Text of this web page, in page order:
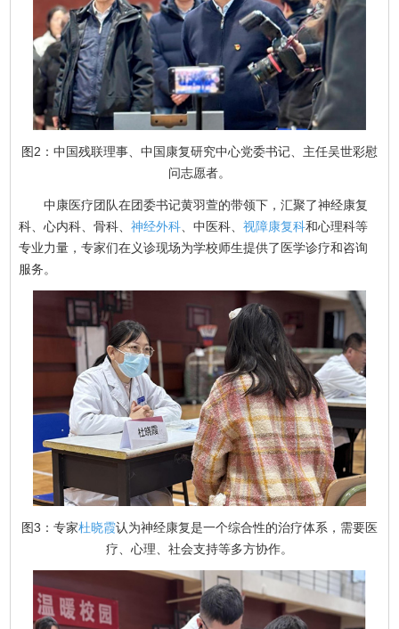
图2：中国残联理事、中国康复研究中心党委书记、主任吴世彩慰
问志愿者。
中康医疗团队在团委书记黄羽萱的带领下，汇聚了神经康复
科、心内科、骨科、神经外科 、中医科、视障康复科和心理科等
专业力量，专家们在义诊现场为学校师生提供了医学诊疗和咨询
服务。
图3：专家杜晓霞认为神经康复是一个综合性的治疗体系，需要医
疗、心理、社会支持等多方协作。